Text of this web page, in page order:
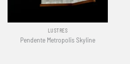
LUSTRES
Pendente Metropolis Skyline